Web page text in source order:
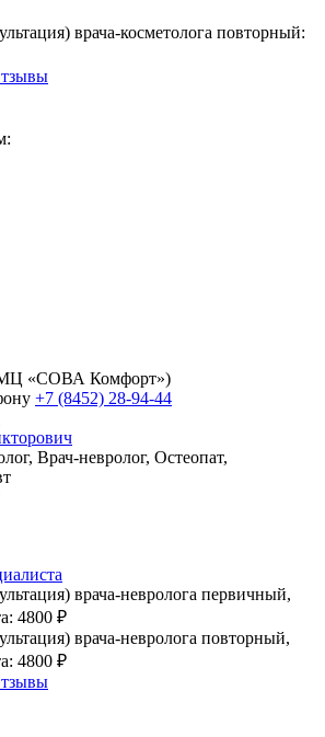
врача-косметолога повторный:
«СОВА Комфорт»)
+7 (8452) 28-94-44
Врач-невролог, Остеопат,
врача-невролога первичный,
4800 ₽
врача-невролога повторный,
4800 ₽